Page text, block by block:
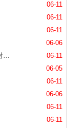
06-11
06-11
06-11
06-06
【已更新】快速字节集类 快速文本类，替代通用对象库
06-11
06-05
06-11
06-06
06-11
06-11